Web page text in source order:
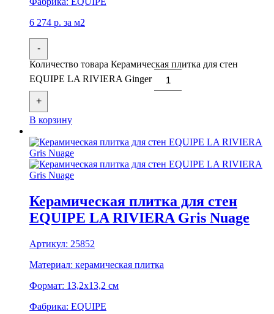
6 274 р. за м2
-
Количество товара Керамическая плитка для стен
EQUIPE LA RIVIERA Ginger
+
В корзину
Керамическая плитка для стен
EQUIPE LA RIVIERA Gris Nuage
Артикул: 25852
Материал: керамическая плитка
Формат: 13,2x13,2 см
Фабрика: EQUIPE